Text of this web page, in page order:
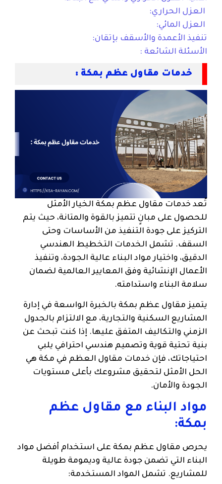
العزل الحراري:
العزل المائي:
تنفيذ الأعمدة والأسقف بإتقان:
الأسئلة الشائعة :
خدمات مقاول عظم بمكة :
تُعد خدمات مقاول عظم بمكة الخيار الأمثل
للحصول على مبانٍ تتميز بالقوة والمتانة، حيث يتم
التركيز على جودة التنفيذ من الأساسات وحتى
السقف. تشمل الخدمات التخطيط الهندسي
الدقيق، واختيار مواد البناء عالية الجودة، وتنفيذ
الأعمال الإنشائية وفق المعايير العالمية لضمان
سلامة البناء واستدامته.
يتميز مقاول عظم بمكة بالخبرة الواسعة في إدارة
المشاريع السكنية والتجارية، مع الالتزام بالجدول
الزمني والتكاليف المتفق عليها. إذا كنت تبحث عن
بنية تحتية قوية وتصميم هندسي احترافي يلبي
احتياجاتك، فإن خدمات مقاول العظم في مكة هي
الحل الأمثل لتحقيق مشروعك بأعلى مستويات
الجودة والأمان.
مواد البناء مع مقاول عظم
بمكة:
يحرص مقاول عظم بمكة على استخدام أفضل مواد
البناء التي تضمن جودة عالية وديمومة طويلة
للمشاريع. تشمل المواد المستخدمة: